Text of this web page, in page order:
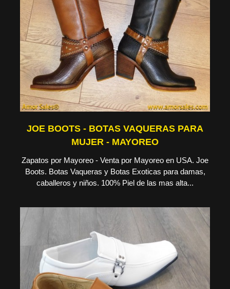
JOE BOOTS - BOTAS VAQUERAS PARA
MUJER - MAYOREO
Zapatos por Mayoreo - Venta por Mayoreo en USA. Joe
Boots. Botas Vaqueras y Botas Exoticas para damas,
caballeros y niños. 100% Piel de las mas alta...